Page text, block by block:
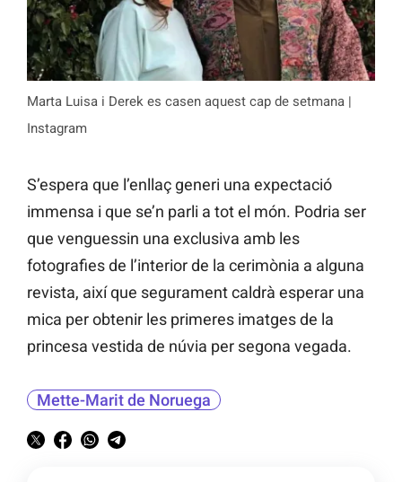
Marta Luisa i Derek es casen aquest cap de setmana |
Instagram
S’espera que l’enllaç generi una expectació
immensa i que se’n parli a tot el món. Podria ser
que venguessin una exclusiva amb les
fotografies de l’interior de la cerimònia a alguna
revista, així que segurament caldrà esperar una
mica per obtenir les primeres imatges de la
princesa vestida de núvia per segona vegada.
Mette-Marit de Noruega